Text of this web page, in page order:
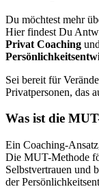
Du möchtest mehr
Hier findest Du
Privat Coaching und
Sei bereit für
Privatpersonen, das
Was ist die
Ein Coaching-
Die MUT-Methode
Selbstvertrauen und
der